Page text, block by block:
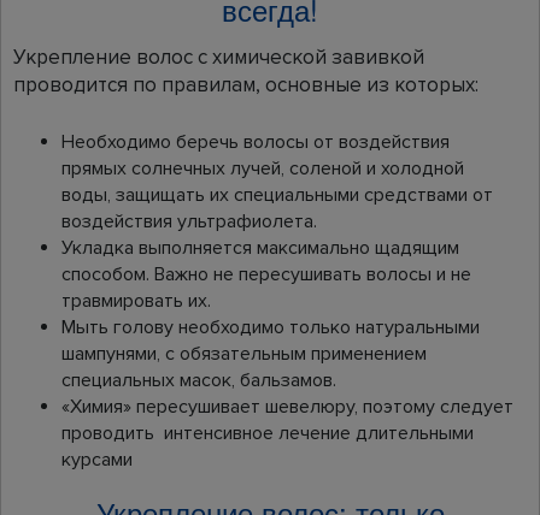
всегда!
Укрепление волос с химической завивкой
проводится по правилам, основные из которых:
Необходимо беречь волосы от воздействия
прямых солнечных лучей, соленой и холодной
воды, защищать их специальными средствами от
воздействия ультрафиолета.
Укладка выполняется максимально щадящим
способом. Важно не пересушивать волосы и не
травмировать их.
Мыть голову необходимо только натуральными
шампунями, с обязательным применением
специальных масок, бальзамов.
«Химия» пересушивает шевелюру, поэтому следует
проводить интенсивное лечение длительными
курсами